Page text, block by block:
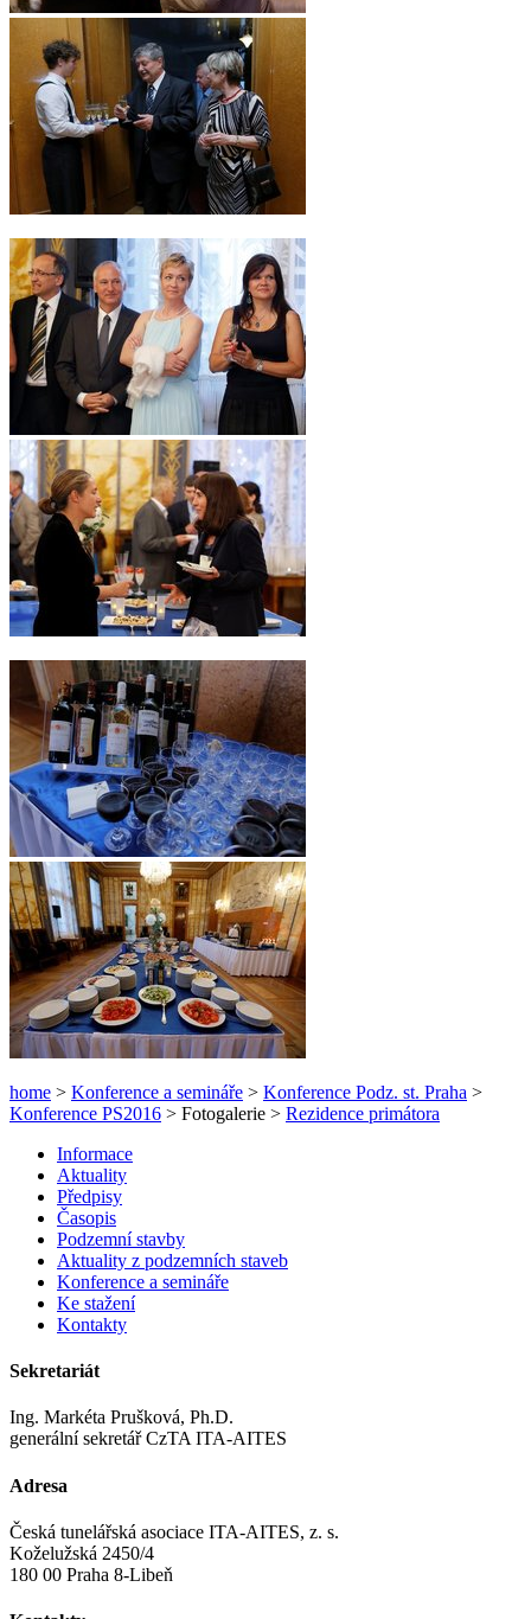
home > Konference a semináře > Konference Podz. st. Praha >
Konference PS2016 > Fotogalerie > Rezidence primátora
Informace
Aktuality
Předpisy
Časopis
Podzemní stavby
Aktuality z podzemních staveb
Konference a semináře
Ke stažení
Kontakty
Sekretariát
Ing. Markéta Prušková, Ph.D.
generální sekretář CzTA ITA-AITES
Adresa
Česká tunelářská asociace ITA-AITES, z. s.
Koželužská 2450/4
180 00 Praha 8-Libeň